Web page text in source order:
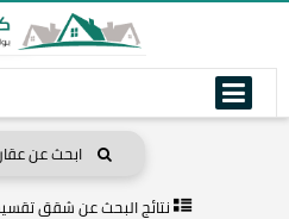
ابحث عن
نتائج البحث عنشقق